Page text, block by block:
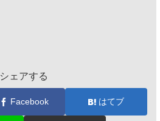
シェアする
Facebook はてブ